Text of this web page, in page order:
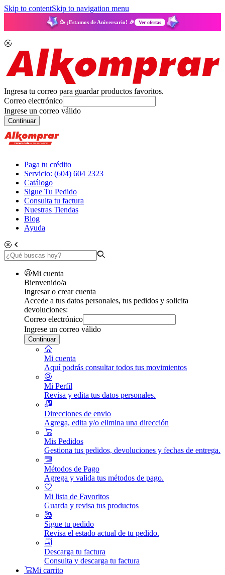
Skip to contentSkip to navigation menu
🥳 ¡Estamos de Aniversario! 🎉 Ver ofertas
Ingresa tu correo para guardar productos favoritos.
Correo electrónico
Ingrese un correo válido
Continuar
Paga tu crédito
Servicio: (604) 604 2323
Catálogo
Sigue Tu Pedido
Consulta tu factura
Nuestras Tiendas
Blog
Ayuda
Mi cuenta
Bienvenido/a
Ingresar o crear cuenta
Accede a tus datos personales, tus pedidos y solicita
devoluciones:
Correo electrónico
Ingrese un correo válido
Continuar
Mi cuenta
Aquí podrás consultar todos tus movimientos
Mi Perfil
Revisa y edita tus datos personales.
Direcciones de envio
Agrega, edita y/o elimina una dirección
Mis Pedidos
Gestiona tus pedidos, devoluciones y fechas de entrega.
Métodos de Pago
Agrega y valida tus métodos de pago.
Mi lista de Favoritos
Guarda y revisa tus productos
Sigue tu pedido
Revisa el estado actual de tu pedido.
Descarga tu factura
Consulta y descarga tu factura
Mi carrito